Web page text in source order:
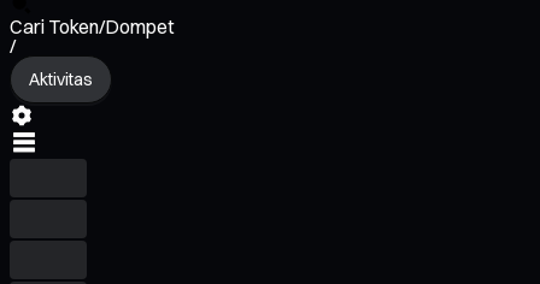
Cari Token/Dompet
/
Aktivitas